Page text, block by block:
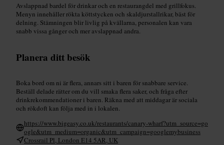
Avslappnad bardel för drinkar och en restaurangdel med grillfokus.
Menyn innehåller rökta köttstycken och skaldjurstallrikar, bäst för
delning. Stämningen blir livlig på kvällarna, personalen kan vara
snabb vissa gånger och mer avslappnad andra.
Planera ditt besök
Boka bord om ni är flera, annars sitt i baren för snabbare service.
Beställ delade rätter om du vill smaka flera saker, och fråga efter
drinkrekommendationer i baren. Räkna med att middagar är sociala
och rökdoft kan följa med in i lokalen.
https://www.bigeasy.co.uk/restaurants/canary-wharf?utm_source=go
ogle&utm_medium=organic&utm_campaign=googlemybusiness
Crossrail Pl, London E14 5AR, UK